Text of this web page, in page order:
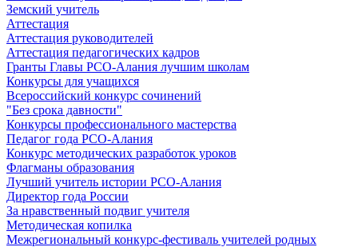
Земский учитель
Аттестация
Аттестация руководителей
Аттестация педагогических кадров
Гранты Главы РСО-Алания лучшим школам
Конкурсы для учащихся
Всероссийский конкурс сочинений
"Без срока давности"
Конкурсы профессионального мастерства
Педагог года РСО-Алания
Конкурс методических разработок уроков
Флагманы образования
Лучший учитель истории РСО-Алания
Директор года России
За нравственный подвиг учителя
Методическая копилка
Межрегиональный конкурс-фестиваль учителей родных